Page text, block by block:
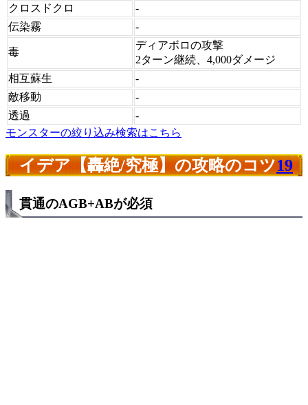
クロスドクロ
-
伝染霧
-
毒
ディアボロの攻撃
2ターン継続、4,000ダメージ
相互蘇生
-
敵移動
-
透過
-
モンスターの絞り込み検索はこちら
イデア【轟絶/究極】の攻略のコツ19
貫通のAGB+ABが必須